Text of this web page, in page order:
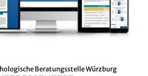
Beratungsstelle Würzburg